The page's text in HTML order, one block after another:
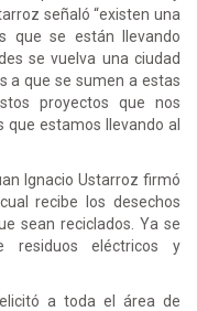
señaló “existen una
que se están llevando
se vuelva una ciudad
a que se sumen a estas
proyectos que nos
estamos llevando al
Ignacio Ustarroz firmó
recibe los desechos
sean reciclados. Ya se
residuos eléctricos y
a toda el área de